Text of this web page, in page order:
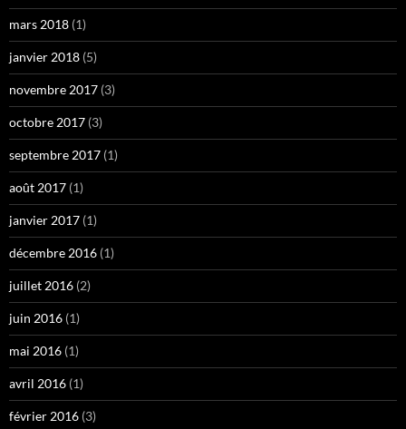
mars 2018 (1)
janvier 2018 (5)
novembre 2017 (3)
octobre 2017 (3)
septembre 2017 (1)
août 2017 (1)
janvier 2017 (1)
décembre 2016 (1)
juillet 2016 (2)
juin 2016 (1)
mai 2016 (1)
avril 2016 (1)
février 2016 (3)